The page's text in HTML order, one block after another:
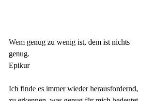
Wem genug zu wenig ist, dem ist nichts
genug.
Epikur
Ich finde es immer wieder herausfordernd,